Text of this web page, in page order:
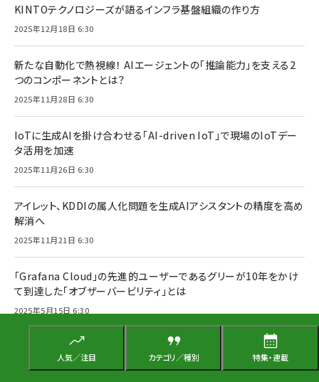
人気／注目 カテゴリ／種別 特集・連載
KINTOテクノロジーズが語るインフラ基盤組織の作り方
2025年12月18日 6:30
新たな自動化で熱視線！ AIエージェントの「推論能力」を支える2
つのコンポーネントとは？
2025年11月28日 6:30
IoTに生成AIを掛け合わせる「AI-driven IoT」で現場のIoTデー
タ活用を加速
2025年11月26日 6:30
アイレット、KDDIの属人化問題を生成AIアシスタントの精度を高め
解消へ
2025年11月21日 6:30
「Grafana Cloud」の先進的ユーザーであるグリーが10年をかけ
て到達した「オブザーバービリティ」とは
2025年5月15日 6:30
Grafana Labs CTOのTom Wilkie氏インタビュー。スクラップア
ンドビルドから産まれた「トラブルシューティングの民主化」とは